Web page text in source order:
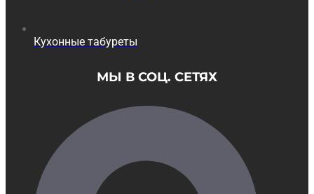
Кухонные табуреты
МЫ В СОЦ. СЕТЯХ